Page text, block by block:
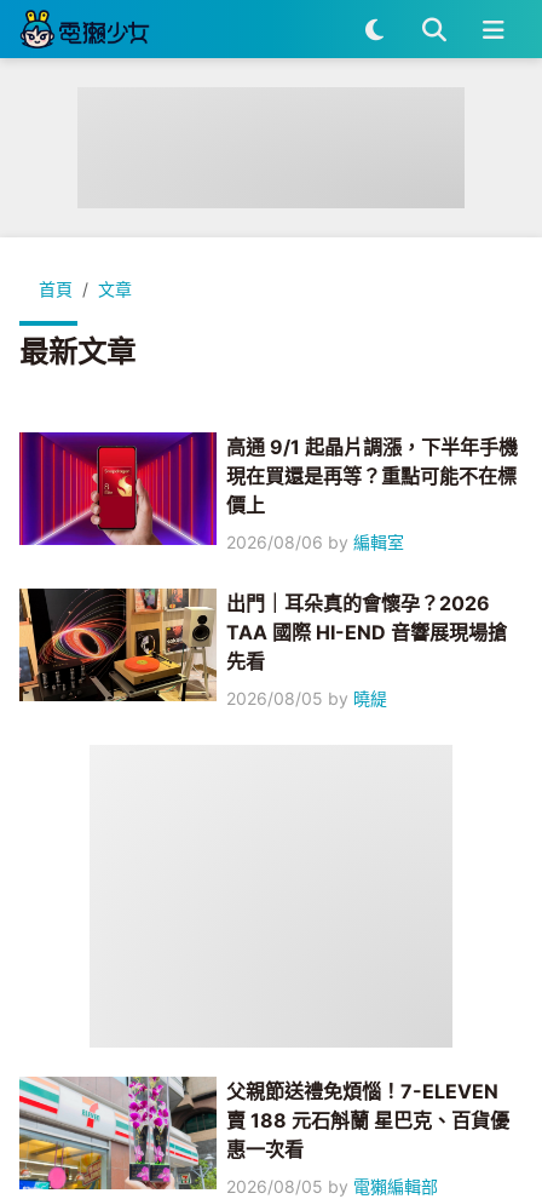
首頁 文章
最新文章
高通 9/1 起晶片調漲，下半年手機
現在買還是再等？重點可能不在標
價上
2026/08/06 by編輯室
出門｜耳朵真的會懷孕？2026
TAA 國際 HI-END 音響展現場搶
先看
2026/08/05 by 曉緹
父親節送禮免煩惱！7-ELEVEN
賣 188 元石斛蘭 星巴克、百貨優
惠一次看
2026/08/05 by 電獺編輯部